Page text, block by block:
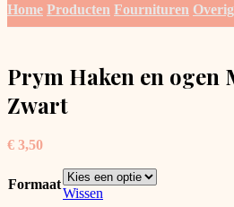
Home Producten Fournituren
Prym Haken en ogen
Zwart
€ 3,50
Formaat
Wissen